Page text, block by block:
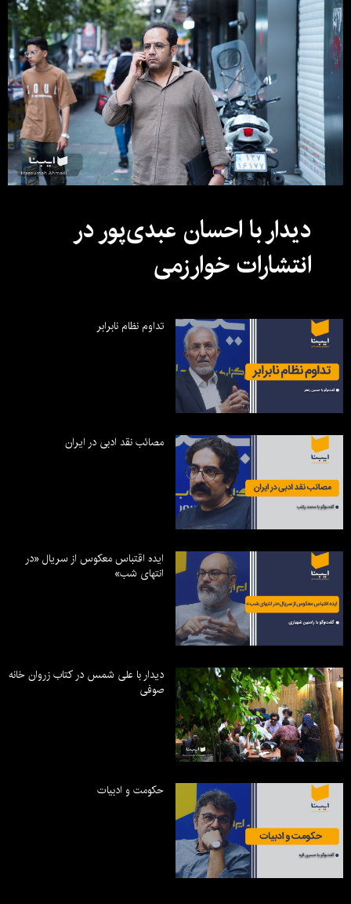
دیدار با احسان عبدی‌پور در
انتشارات خوارزمی
تداوم نظام نابرابر
مصائب نقد ادبی در ایران
ایده اقتباس معکوس از سریال «در
انتهای شب»
دیدار با علی شمس در کتاب زروان خانه
صوفی
حکومت و ادبیات